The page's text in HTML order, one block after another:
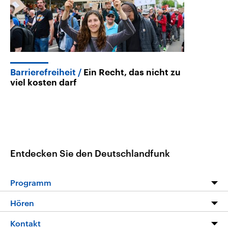
Barrierefreiheit
Ein Recht, das nicht zu
viel kosten darf
Entdecken Sie den Deutschlandfunk
Programm
Programm
Hören
Livestream
Kontakt